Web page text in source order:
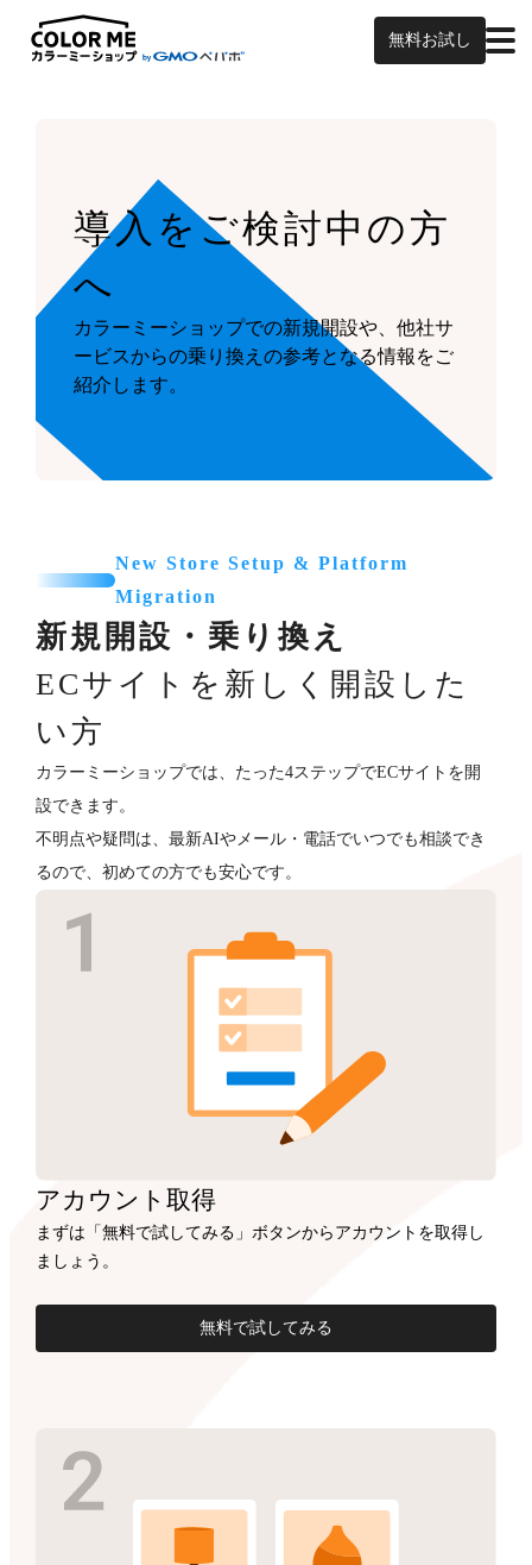
無料お試し
導入をご検討中の方
へ
カラーミーショップでの新規開設や、他社サ
ービスからの乗り換えの参考となる情報をご
紹介します。
New Store Setup & Platform
Migration
新規開設・乗り換え
ECサイトを新しく開設した
い方
カラーミーショップでは、たった4ステップでECサイトを開
設できます。
不明点や疑問は、最新AIやメール・電話でいつでも相談でき
るので、初めての方でも安心です。
アカウント取得
まずは「無料で試してみる」ボタンからアカウントを取得し
ましょう。
無料で試してみる